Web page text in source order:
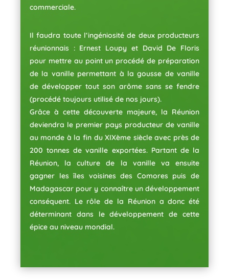
commerciale.
Il faudra toute l‘ingéniosité de deux producteurs
réunionnais : Ernest Loupy et David De Floris
pour mettre au point un procédé de préparation
de la vanille permettant à la gousse de vanille
de développer tout son arôme sans se fendre
(procédé toujours utilisé de nos jours).
Grâce à cette découverte majeure, la Réunion
deviendra le premier pays producteur de vanille
au monde à la fin du XIXème siècle avec près de
200 tonnes de vanille exportées. Partant de la
Réunion, la culture de la vanille va ensuite
gagner les îles voisines des Comores puis de
Madagascar pour y connaître un développement
conséquent. Le rôle de la Réunion a donc été
déterminant dans le développement de cette
épice au niveau mondial.